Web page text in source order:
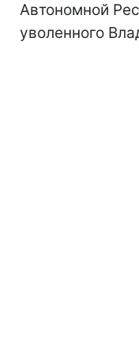
Автономной
уволенного